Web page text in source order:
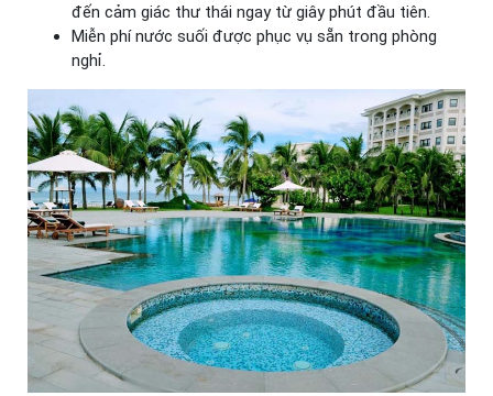
đến cảm giác thư thái ngay từ giây phút đầu tiên.
Miễn phí nước suối được phục vụ sẵn trong phòng
nghỉ.